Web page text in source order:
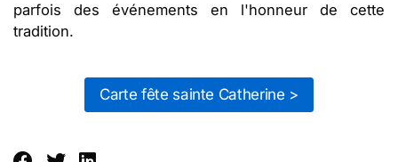
parfois des événements en l'honneur de cette
tradition.
Carte fête sainte Catherine >